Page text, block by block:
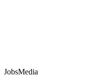
JobsMedia